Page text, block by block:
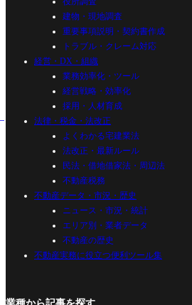
建物・現地調査
重要事項説明・契約書作成
トラブル・クレーム対応
経営・DX・組織
業務効率化・ツール
経営戦略・効率化
採用・人材育成
法律・税金・法改正
よくわかる宅建業法
法改正・最新ルール
民法・借地借家法・周辺法
不動産税務
不動産データ・市況・歴史
ニュース・市況・統計
エリア別・業者データ
不動産の歴史
不動産実務に役立つ便利ツール集